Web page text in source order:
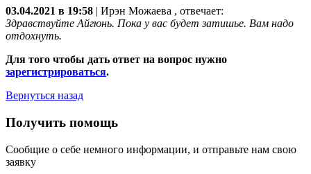
03.04.2021 в 19:58
Ирэн Можаева , отвечает:
Здравствуйте Айгюнь. Пока у вас будет затишье. Вам надо
отдохнуть.
Для того чтобы дать ответ на вопрос нужно
зарегистрироваться.
Вернуться назад
Получить помощь
Сообщие о себе немного информации, и отправьте нам свою
заявку